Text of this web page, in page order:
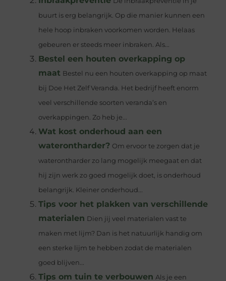
buurt is erg belangrijk. Op die manier kunnen een
hele hoop inbraken voorkomen worden. Helaas
gebeuren er steeds meer inbraken. Als...
Bestel een houten overkapping op
maat Bestel nu een houten overkapping op maat
bij Doe Het Zelf Veranda. Het bedrijf heeft enorm
veel verschillende soorten veranda’s en
overkappingen. Zo heb je...
Wat kost onderhoud aan een
waterontharder? Om ervoor te zorgen dat je
waterontharder zo lang mogelijk meegaat en dat
hij zijn werk zo goed mogelijk doet, is onderhoud
belangrijk. Kleiner onderhoud...
Tips voor het plakken van verschillende
materialen Dien jij veel materialen vast te
maken met lijm? Dan is het natuurlijk handig om
een sterke lijm te hebben zodat de materialen
goed blijven...
Tips om tuin te verbouwen Als je een